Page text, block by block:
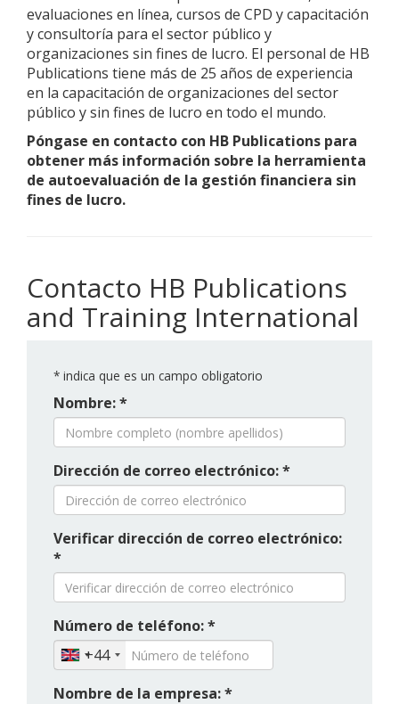
evaluaciones en línea, cursos de CPD y capacitación
y consultoría para el sector público y
organizaciones sin fines de lucro. El personal de HB
Publications tiene más de 25 años de experiencia
en la capacitación de organizaciones del sector
público y sin fines de lucro en todo el mundo.
Póngase en contacto con HB Publications para
obtener más información sobre la herramienta
de autoevaluación de la gestión financiera sin
fines de lucro.
Contacto HB Publications
and Training International
* indica que es un campo obligatorio
Nombre: *
Dirección de correo electrónico: *
Verificar dirección de correo electrónico:
*
Número de teléfono: *
+44
Nombre de la empresa: *